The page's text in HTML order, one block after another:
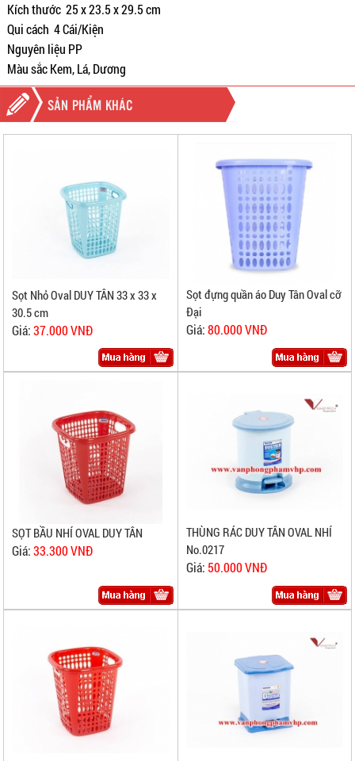
Kích thước 25 x 23.5 x 29.5 cm
Qui cách 4 Cái/Kiện
Nguyên liệu PP
Màu sắc Kem, Lá, Dương
SẢN PHẨM KHÁC
Sọt Nhỏ Oval DUY TÂN 33 x 33 x
30.5 cm
Giá:37.000 VNĐ
Sọt đựng quần áo Duy Tân Oval cỡ
Đại
Giá:80.000 VNĐ
SỌT BẦU NHÍ OVAL DUY TÂN
Giá:33.300 VNĐ
THÙNG RÁC DUY TÂN OVAL NHÍ
No.0217
Giá: 50.000 VNĐ